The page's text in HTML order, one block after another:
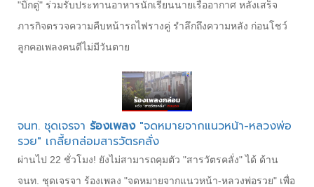
"บิ๊กตู่" ร่วมรับประทานอาหารนักเรียนนายเรืออากาศ​ หลังเสร็จ
ภารกิจตรวจความคืบหน้ารถไฟรางคู่​ รำลึกถึงความหลัง ก่อนโชว์
ลูกคอเพลงคนดีไม่มีวันตาย
จนท. ชุดเจรจา ร้องเพลง"จดหมายจากแนวหน้า-หลวงพ่อ
รวย" เกลี้ยกล่อมสารวัตรคลั่ง
ผ่านไป 22 ชั่วโมง! ยังไม่สามารถคุมตัว "สารวัตรคลั่ง" ได้ ด้าน
จนท. ชุดเจรจา ร้องเพลง "จดหมายจากแนวหน้า-หลวงพ่อรวย" เพื่อ